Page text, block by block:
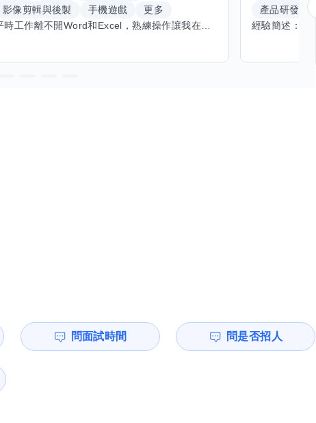
影像剪輯與後製
手機遊戲
更多
平時工作離不開Word和Excel，熟練操作讓我在文件整理和數據處理上都得心應手，還能用倉頡輸入法快速打字。近期想挑戰英文學習，希望能透過交換技能一起進步！如果你英文流利，需要中文或電腦技巧輔助，歡迎找我搭檔，咱們一起歡樂學習，互相激勵，成為彼此的學習小夥伴！
產品研發
問面試時間 問是否招人